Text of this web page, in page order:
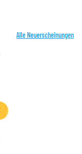
Alle Neuerscheinungen